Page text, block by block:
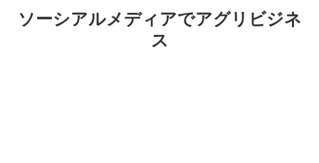
ソーシアルメディアでアグリビジネ
ス